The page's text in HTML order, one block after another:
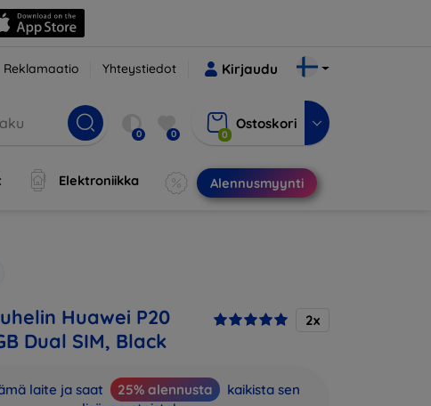
Reklamaatio Yhteystiedot Kirjaudu
0 0 0
Ostoskori
Elektroniikka Alennusmyynti
Huawei P20
Dual SIM, Black
2x
laite ja saat 25% alennusta
kaikista sen